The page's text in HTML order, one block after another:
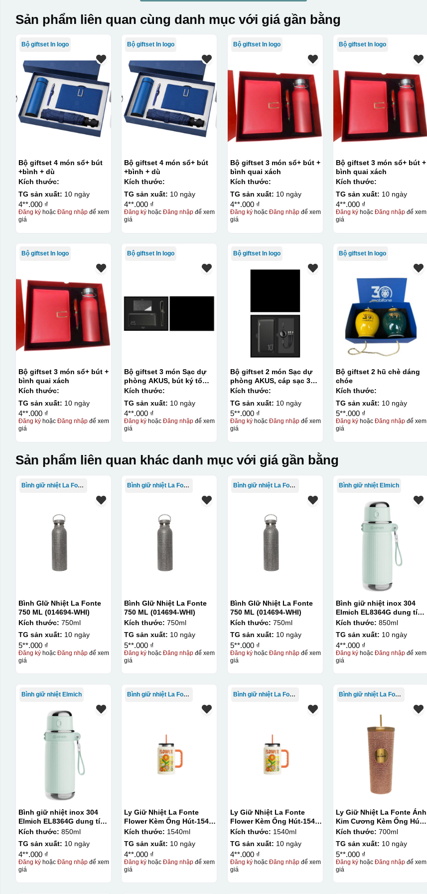
Sản phẩm liên quan cùng danh mục với giá gần bằng
Bộ giftset In logo
Bộ giftset 4 món sổ+ bút
+bình + dù
Kích thước:
TG sản xuất: 10 ngày
4**.000 ₫
Đăng kýhoặc Đăng nhậpđể xem
giá
Bộ giftset In logo
Bộ giftset 4 món sổ+ bút
+bình + dù
Kích thước:
TG sản xuất: 10 ngày
4**.000 ₫
Đăng ký hoặcĐăng nhập để xem
giá
Bộ giftset In logo
Bộ giftset 3 món sổ+ bút +
bình quai xách
Kích thước:
TG sản xuất: 10 ngày
4**.000 ₫
Đăng kýhoặc Đăng nhậpđể xem
giá
Bộ giftset In logo
Bộ giftset 3 món sổ+ bút +
bình quai xách
Kích thước:
TG sản xuất: 10 ngày
4**.000 ₫
Đăng ký hoặcĐăng nhập để xem
giá
Bộ giftset In logo
Bộ giftset 3 món sổ+ bút +
bình quai xách
Kích thước:
TG sản xuất: 10 ngày
4**.000 ₫
Đăng kýhoặc Đăng nhậpđể xem
giá
Bộ giftset In logo
Bộ giftset 3 món Sạc dự
phòng AKUS, bút ký tổ
ong và namecard
Kích thước:
TG sản xuất: 10 ngày
4**.000 ₫
Đăng ký hoặcĐăng nhập để xem
giá
Bộ giftset In logo
Bộ giftset 2 món Sạc dự
phòng AKUS, cáp sạc 3
đầu
Kích thước:
TG sản xuất: 10 ngày
5**.000 ₫
Đăng kýhoặc Đăng nhậpđể xem
giá
Bộ giftset In logo
Bộ giftset 2 hũ chè dáng
chóe
Kích thước:
TG sản xuất: 10 ngày
5**.000 ₫
Đăng ký hoặcĐăng nhập để xem
giá
Sản phẩm liên quan khác danh mục với giá gần bằng
Bình giữ nhiệt La Fonte
Bình GIữ Nhiệt La Fonte
750 ML (014694-WHI)
Kích thước: 750ml
TG sản xuất: 10 ngày
5**.000 ₫
Đăng kýhoặc Đăng nhậpđể xem
giá
Bình giữ nhiệt La Fonte
Bình GIữ Nhiệt La Fonte
750 ML (014694-WHI)
Kích thước: 750ml
TG sản xuất: 10 ngày
5**.000 ₫
Đăng ký hoặcĐăng nhập để xem
giá
Bình giữ nhiệt La Fonte
Bình GIữ Nhiệt La Fonte
750 ML (014694-WHI)
Kích thước: 750ml
TG sản xuất: 10 ngày
5**.000 ₫
Đăng kýhoặc Đăng nhậpđể xem
giá
Bình giữ nhiệt Elmich
Bình giữ nhiệt inox 304
Elmich EL8364G dung tích
850ml
Kích thước: 850ml
TG sản xuất: 10 ngày
4**.000 ₫
Đăng ký hoặcĐăng nhập để xem
giá
Bình giữ nhiệt Elmich
Bình giữ nhiệt inox 304
Elmich EL8364G dung tích
850ml
Kích thước: 850ml
TG sản xuất: 10 ngày
4**.000 ₫
Đăng kýhoặc Đăng nhậpđể xem
giá
Bình giữ nhiệt La Fonte
Ly Giữ Nhiệt La Fonte
Flower Kèm Ống Hút-1540
ml-014786
Kích thước: 1540ml
TG sản xuất: 10 ngày
4**.000 ₫
Đăng ký hoặcĐăng nhập để xem
giá
Bình giữ nhiệt La Fonte
Ly Giữ Nhiệt La Fonte
Flower Kèm Ống Hút-1540
ml-014786
Kích thước: 1540ml
TG sản xuất: 10 ngày
4**.000 ₫
Đăng kýhoặc Đăng nhậpđể xem
giá
Bình giữ nhiệt La Fonte
Ly Giữ Nhiệt La Fonte Ánh
Kim Cương Kèm Ống Hút-
700 ml-014687-GOL
Kích thước: 700ml
TG sản xuất: 10 ngày
5**.000 ₫
Đăng ký hoặcĐăng nhập để xem
giá